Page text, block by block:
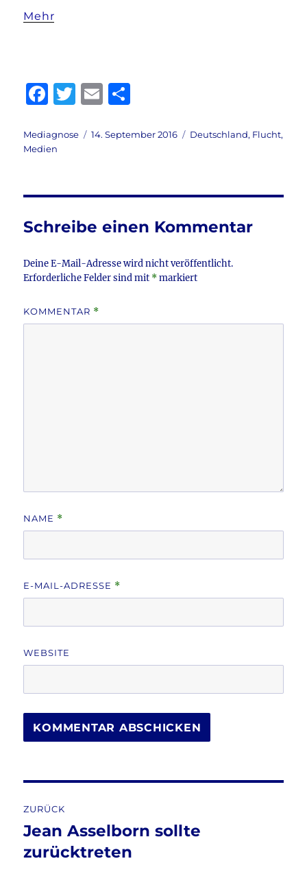
Mehr
F
c
e
o
o
T
it
E
ai le
Autor
Mediagnose
Veröffentlicht
14. September 2016 Kategorien
Deutschland, Flucht,
Medien
Schreibe einen Kommentar
Deine E-Mail-Adresse wird nicht veröffentlicht.
Erforderliche Felder sind mit *markiert
KOMMENTAR *
NAME *
E-MAIL-ADRESSE *
WEBSITE
ZURÜCK
Vorheriger
Beitrag:
Jean Asselborn sollte
zurücktreten